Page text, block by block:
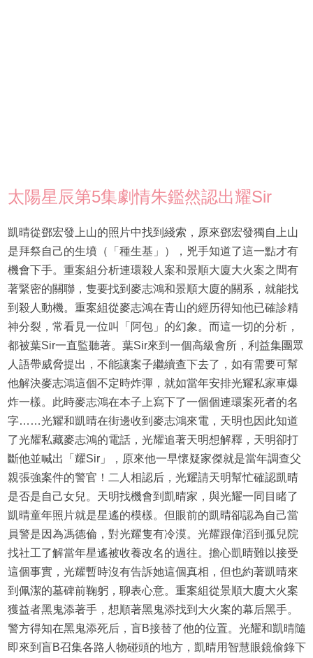
太陽星辰第5集劇情朱鑑然認出耀Sir
凱晴從鄧宏發上山的照片中找到綫索，原來鄧宏發獨自上山
是拜祭自己的生墳（「種生基」），兇手知道了這一點才有
機會下手。重案組分析連環殺人案和景順大廈大火案之間有
著緊密的關聯，隻要找到麥志鴻和景順大廈的關系，就能找
到殺人動機。重案組從麥志鴻在青山的經历得知他已確診精
神分裂，常看見一位叫「阿包」的幻象。而這一切的分析，
都被葉Sir一直監聽著。葉Sir來到一個高級會所，利益集團眾
人語帶威脅提出，不能讓案子繼續查下去了，如有需要可幫
他解決麥志鴻這個不定時炸彈，就如當年安排光耀私家車爆
炸一樣。此時麥志鴻在本子上寫下了一個個連環案死者的名
字……光耀和凱晴在街邊收到麥志鴻來電，天明也因此知道
了光耀私藏麥志鴻的電話，光耀追著天明想解釋，天明卻打
斷他並喊出「耀Sir」，原來他一早懷疑家傑就是當年調查父
親張強案件的警官！二人相認后，光耀請天明幫忙確認凱晴
是否是自己女兒。天明找機會到凱晴家，與光耀一同目睹了
凱晴童年照片就是星遙的模樣。但眼前的凱晴卻認為自己當
員警是因為馮德倫，對光耀隻有冷漠。光耀跟偉滔到孤兒院
找社工了解當年星遙被收養改名的過往。擔心凱晴難以接受
這個事實，光耀暫時沒有告訴她這個真相，但也約著凱晴來
到佩潔的墓碑前鞠躬，聊表心意。重案組從景順大廈大火案
獲益者黑鬼添著手，想順著黑鬼添找到大火案的幕后黑手。
警方得知在黑鬼添死后，盲B接替了他的位置。光耀和凱晴隨
即來到盲B召集各路人物碰頭的地方，凱晴用智慧眼鏡偷錄下